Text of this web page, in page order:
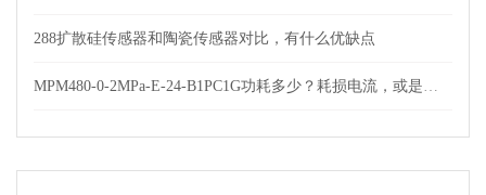
288扩散硅传感器和陶瓷传感器对比，有什么优缺点